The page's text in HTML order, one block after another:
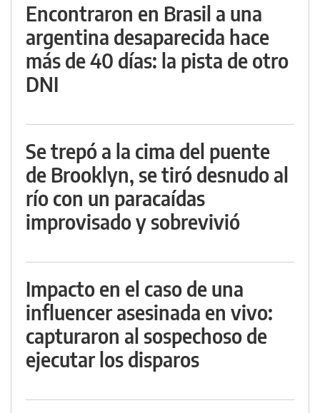
Encontraron en Brasil a una
argentina desaparecida hace
más de 40 días: la pista de otro
DNI
Se trepó a la cima del puente
de Brooklyn, se tiró desnudo al
río con un paracaídas
improvisado y sobrevivió
Impacto en el caso de una
influencer asesinada en vivo:
capturaron al sospechoso de
ejecutar los disparos